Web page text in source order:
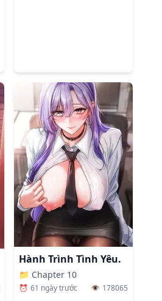
Hành Trình Tình Yêu.
📁 Chapter 10
⏰ 61 ngày trước 👁️ 178065